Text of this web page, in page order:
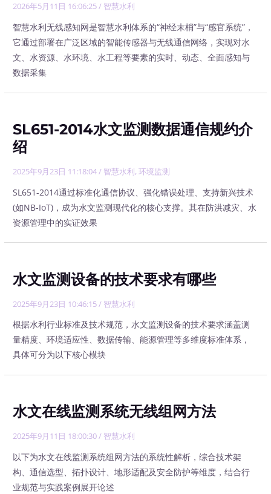
2026年5月11日 16:06:25/ 智慧水利
智慧水利无线感知网是智慧水利体系的“神经末梢”与“感官系统”，
它通过部署在广泛区域的智能传感器与无线通信网络，实现对水
文、水资源、水环境、水工程等要素的实时、动态、全面感知与
数据采集
SL651-2014水文监测数据通信规约介
绍
2025年9月23日 11:18:04/ 智慧水利,环境监测
SL651-2014通过标准化通信协议、强化错误处理、支持新兴技术
(如NB-IoT)，成为水文监测现代化的核心支撑。其在防洪减灾、水
资源管理中的实证效果
水文监测设备的技术要求有哪些
2025年9月23日 10:46:15/ 智慧水利
根据水利行业标准及技术规范，水文监测设备的技术要求涵盖测
量精度、环境适应性、数据传输、能源管理等多维度标准体系，
具体可分为以下核心模块
水文在线监测系统无线组网方法
2025年9月11日 18:00:30/ 智慧水利
以下为水文在线监测系统组网方法的系统性解析，综合技术架
构、通信选型、拓扑设计、地形适配及安全防护等维度，结合行
业规范与实践案例展开论述